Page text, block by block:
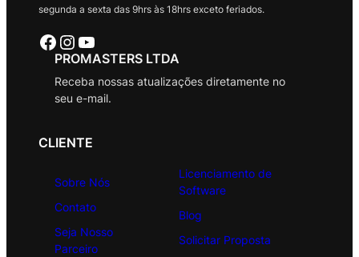
segunda a sexta das 9hrs às 18hrs exceto feriados.
Facebook Instagram Youtube
PROMASTERS LTDA
Receba nossas atualizações diretamente no
seu e-mail.
CLIENTE
Sobre Nós
Contato
Seja Nosso
Parceiro
Licenciamento de
Software
Blog
Solicitar Proposta